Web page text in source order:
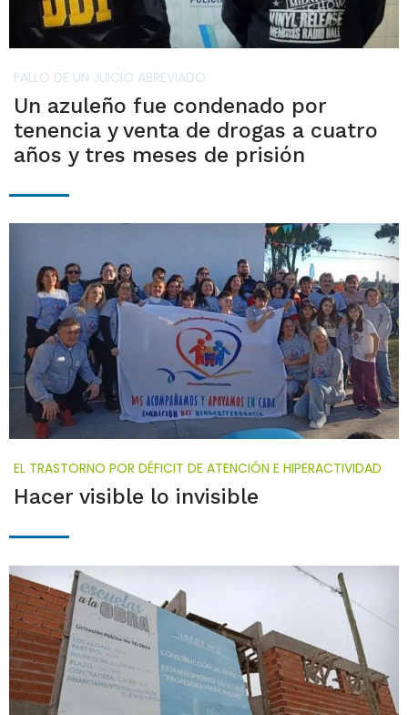
FALLO DE UN JUICIO ABREVIADO
Un azuleño fue condenado por
tenencia y venta de drogas a cuatro
años y tres meses de prisión
EL TRASTORNO POR DÉFICIT DE ATENCIÓN E HIPERACTIVIDAD
Hacer visible lo invisible